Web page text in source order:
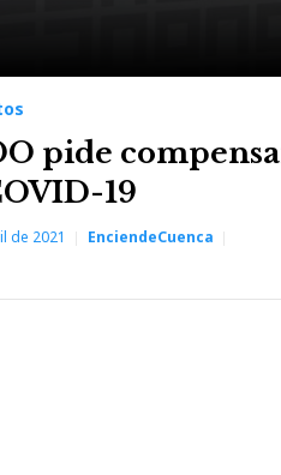
pide
19
de 2021 EnciendeCuenca